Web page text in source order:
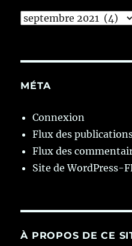
Archives
MÉTA
Connexion
Flux des
Flux des
Site de WordPress-
À PROPOS DE CE